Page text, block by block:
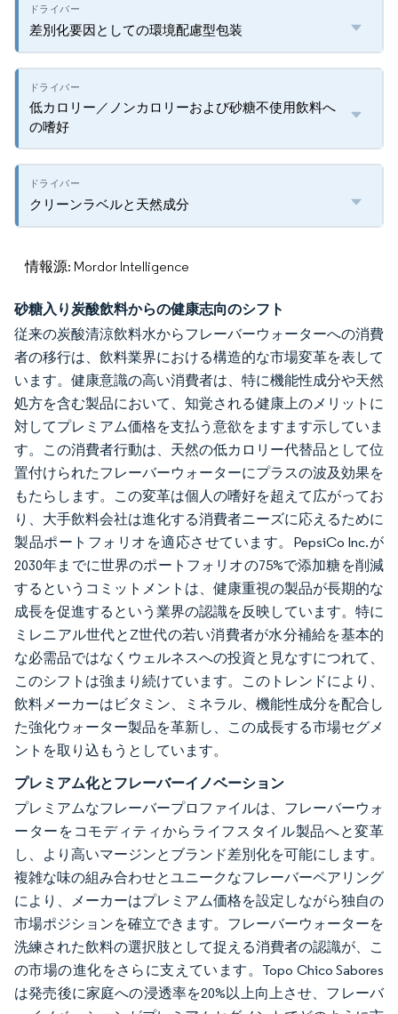
差別化要因としての環境配慮型包装
低カロリー／ノンカロリーおよび砂糖不使用飲料へ
の嗜好
クリーンラベルと天然成分
情報源: Mordor Intelligence
砂糖入り炭酸飲料からの健康志向のシフト
従来の炭酸清涼飲料水からフレーバーウォーターへの消費
者の移行は、飲料業界における構造的な市場変革を表して
います。健康意識の高い消費者は、特に機能性成分や天然
処方を含む製品において、知覚される健康上のメリットに
対してプレミアム価格を支払う意欲をますます示していま
す。この消費者行動は、天然の低カロリー代替品として位
置付けられたフレーバーウォーターにプラスの波及効果を
もたらします。この変革は個人の嗜好を超えて広がってお
り、大手飲料会社は進化する消費者ニーズに応えるために
製品ポートフォリオを適応させています。PepsiCo Inc.が
2030年までに世界のポートフォリオの75%で添加糖を削減
するというコミットメントは、健康重視の製品が長期的な
成長を促進するという業界の認識を反映しています。特に
ミレニアル世代とZ世代の若い消費者が水分補給を基本的
な必需品ではなくウェルネスへの投資と見なすにつれて、
このシフトは強まり続けています。このトレンドにより、
飲料メーカーはビタミン、ミネラル、機能性成分を配合し
た強化ウォーター製品を革新し、この成長する市場セグメ
ントを取り込もうとしています。
プレミアム化とフレーバーイノベーション
プレミアムなフレーバープロファイルは、フレーバーウォ
ーターをコモディティからライフスタイル製品へと変革
し、より高いマージンとブランド差別化を可能にします。
複雑な味の組み合わせとユニークなフレーバーペアリング
により、メーカーはプレミアム価格を設定しながら独自の
市場ポジションを確立できます。フレーバーウォーターを
洗練された飲料の選択肢として捉える消費者の認識が、こ
の市場の進化をさらに支えています。Topo Chico Sabores
は発売後に家庭への浸透率を20%以上向上させ、フレーバ